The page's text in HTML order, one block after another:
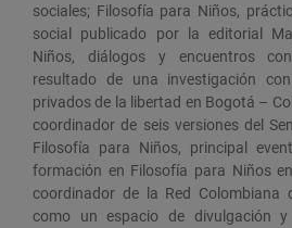
sociales; Filosofía para Niños,
social publicado por la editorial
Niños, diálogos y encuentros
resultado de una investigación
privados de la libertad en Bogotá –
coordinador de seis versiones del
Filosofía para Niños, principal
formación en Filosofía para Niños
coordinador de la Red Colombiana
como un espacio de divulgación